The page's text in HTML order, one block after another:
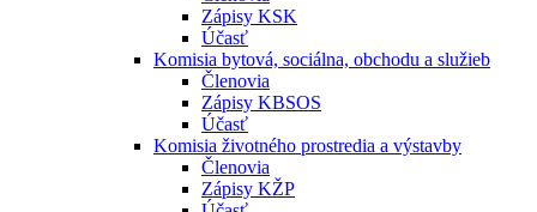
Zápisy KSK
Účasť
Komisia bytová, sociálna, obchodu a služieb
Členovia
Zápisy KBSOS
Účasť
Komisia životného prostredia a výstavby
Členovia
Zápisy KŽP